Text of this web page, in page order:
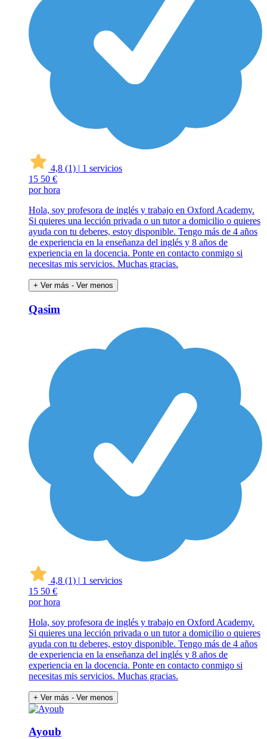
4,8 (1) | 1 servicios
15 50 €
por hora
Hola, soy profesora de inglés y trabajo en Oxford Academy.
Si quieres una lección privada o un tutor a domicilio o quieres
ayuda con tu deberes, estoy disponible. Tengo más de 4 años
de experiencia en la enseñanza del inglés y 8 años de
experiencia en la docencia. Ponte en contacto conmigo si
necesitas mis servicios. Muchas gracias.
+ Ver más - Ver menos
Qasim
4,8 (1) | 1 servicios
15 50 €
por hora
Hola, soy profesora de inglés y trabajo en Oxford Academy.
Si quieres una lección privada o un tutor a domicilio o quieres
ayuda con tu deberes, estoy disponible. Tengo más de 4 años
de experiencia en la enseñanza del inglés y 8 años de
experiencia en la docencia. Ponte en contacto conmigo si
necesitas mis servicios. Muchas gracias.
+ Ver más - Ver menos
Ayoub